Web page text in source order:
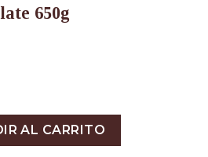
650g
cantidad
AL CARRITO